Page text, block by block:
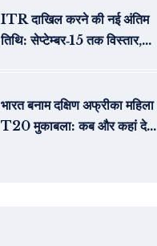
ITR दाखिल करने की नई अंतिम
तिथि: सेप्टेम्बर‑15 तक विस्तार,
भारत बनाम दक्षिण अफ्रीका महिला
T20 मुकाबला: कब और कहां देखें